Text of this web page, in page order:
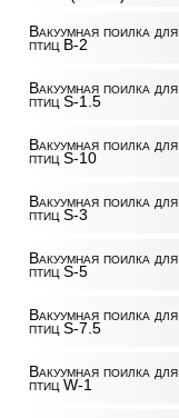
Вакуумная поилка для
птиц B-2
Вакуумная поилка для
птиц S-1.5
Вакуумная поилка для
птиц S-10
Вакуумная поилка для
птиц S-3
Вакуумная поилка для
птиц S-5
Вакуумная поилка для
птиц S-7.5
Вакуумная поилка для
птиц W-1